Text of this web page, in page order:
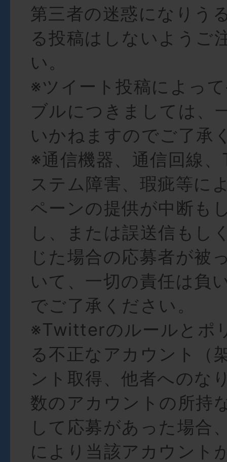
第三者の迷惑になりう
る投稿はしないようご
い。
※ツイート投稿によっ
ブルにつきましては、
いかねますのでご了承
※通信機器、通信回線
ステム障害、瑕疵等に
ペーンの提供が中断も
し、または誤送信もし
じた場合の応募者が被
いて、一切の責任は負
でご了承ください。
※Twitterのルールとポ
る不正なアカウント（
ント取得、他者へのな
数のアカウントの所持
して応募があった場合
により当該アカウント